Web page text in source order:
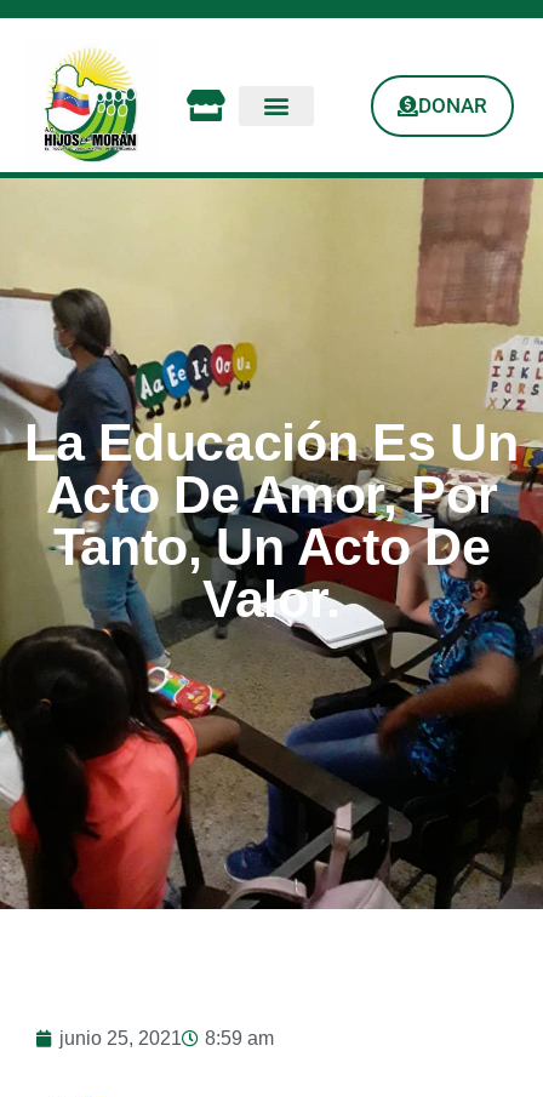
DONAR
La Educación Es Un
Acto De Amor, Por
Tanto, Un Acto De
Valor.
junio 25, 2021 8:59 am